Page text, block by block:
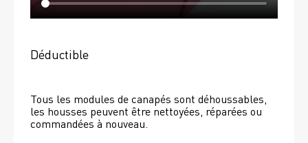
Déductible
Tous les modules de canapés sont déhoussables,
les housses peuvent être nettoyées, réparées ou
commandées à nouveau.